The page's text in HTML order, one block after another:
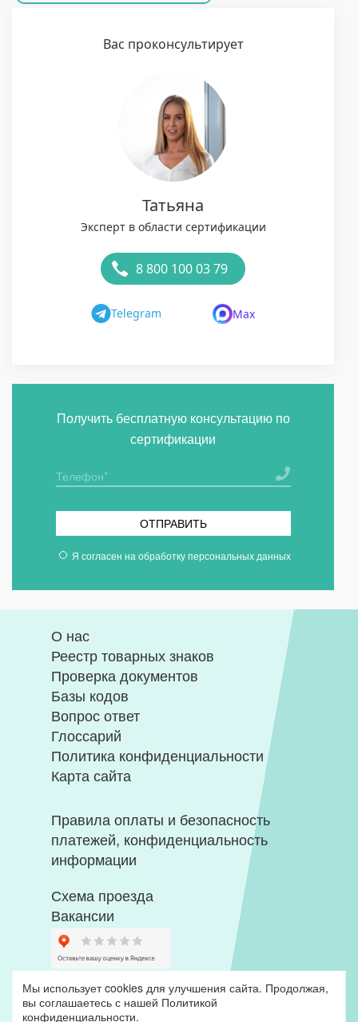
Вас проконсультирует
Татьяна
Эксперт в области сертификации
8 800 100 03 79
Telegram Max
Получить бесплатную консультацию по
сертификации
ОТПРАВИТЬ
Я согласен на обработку персональных данных
О нас
Реестр товарных знаков
Проверка документов
Базы кодов
Вопрос ответ
Глоссарий
Политика конфиденциальности
Карта сайта
Правила оплаты и безопасность
платежей, конфиденциальность
информации
Схема проезда
Вакансии
Мы использует cookies для улучшения сайта. Продолжая,
вы соглашаетесь с нашей Политикой
конфиденциальности.